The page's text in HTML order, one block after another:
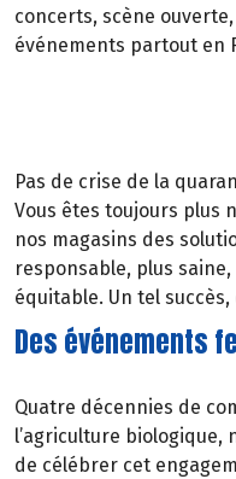
concerts, scène
événements partout en
Pas de crise de la
Vous êtes toujours plus
nos magasins des
responsable, plus
équitable. Un tel succès,
Des événements
Quatre décennies de
l’agriculture biologique,
de célébrer cet